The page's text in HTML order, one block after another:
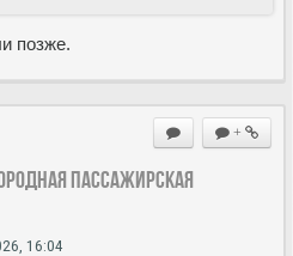
позже.
+
пассажирская
16:04